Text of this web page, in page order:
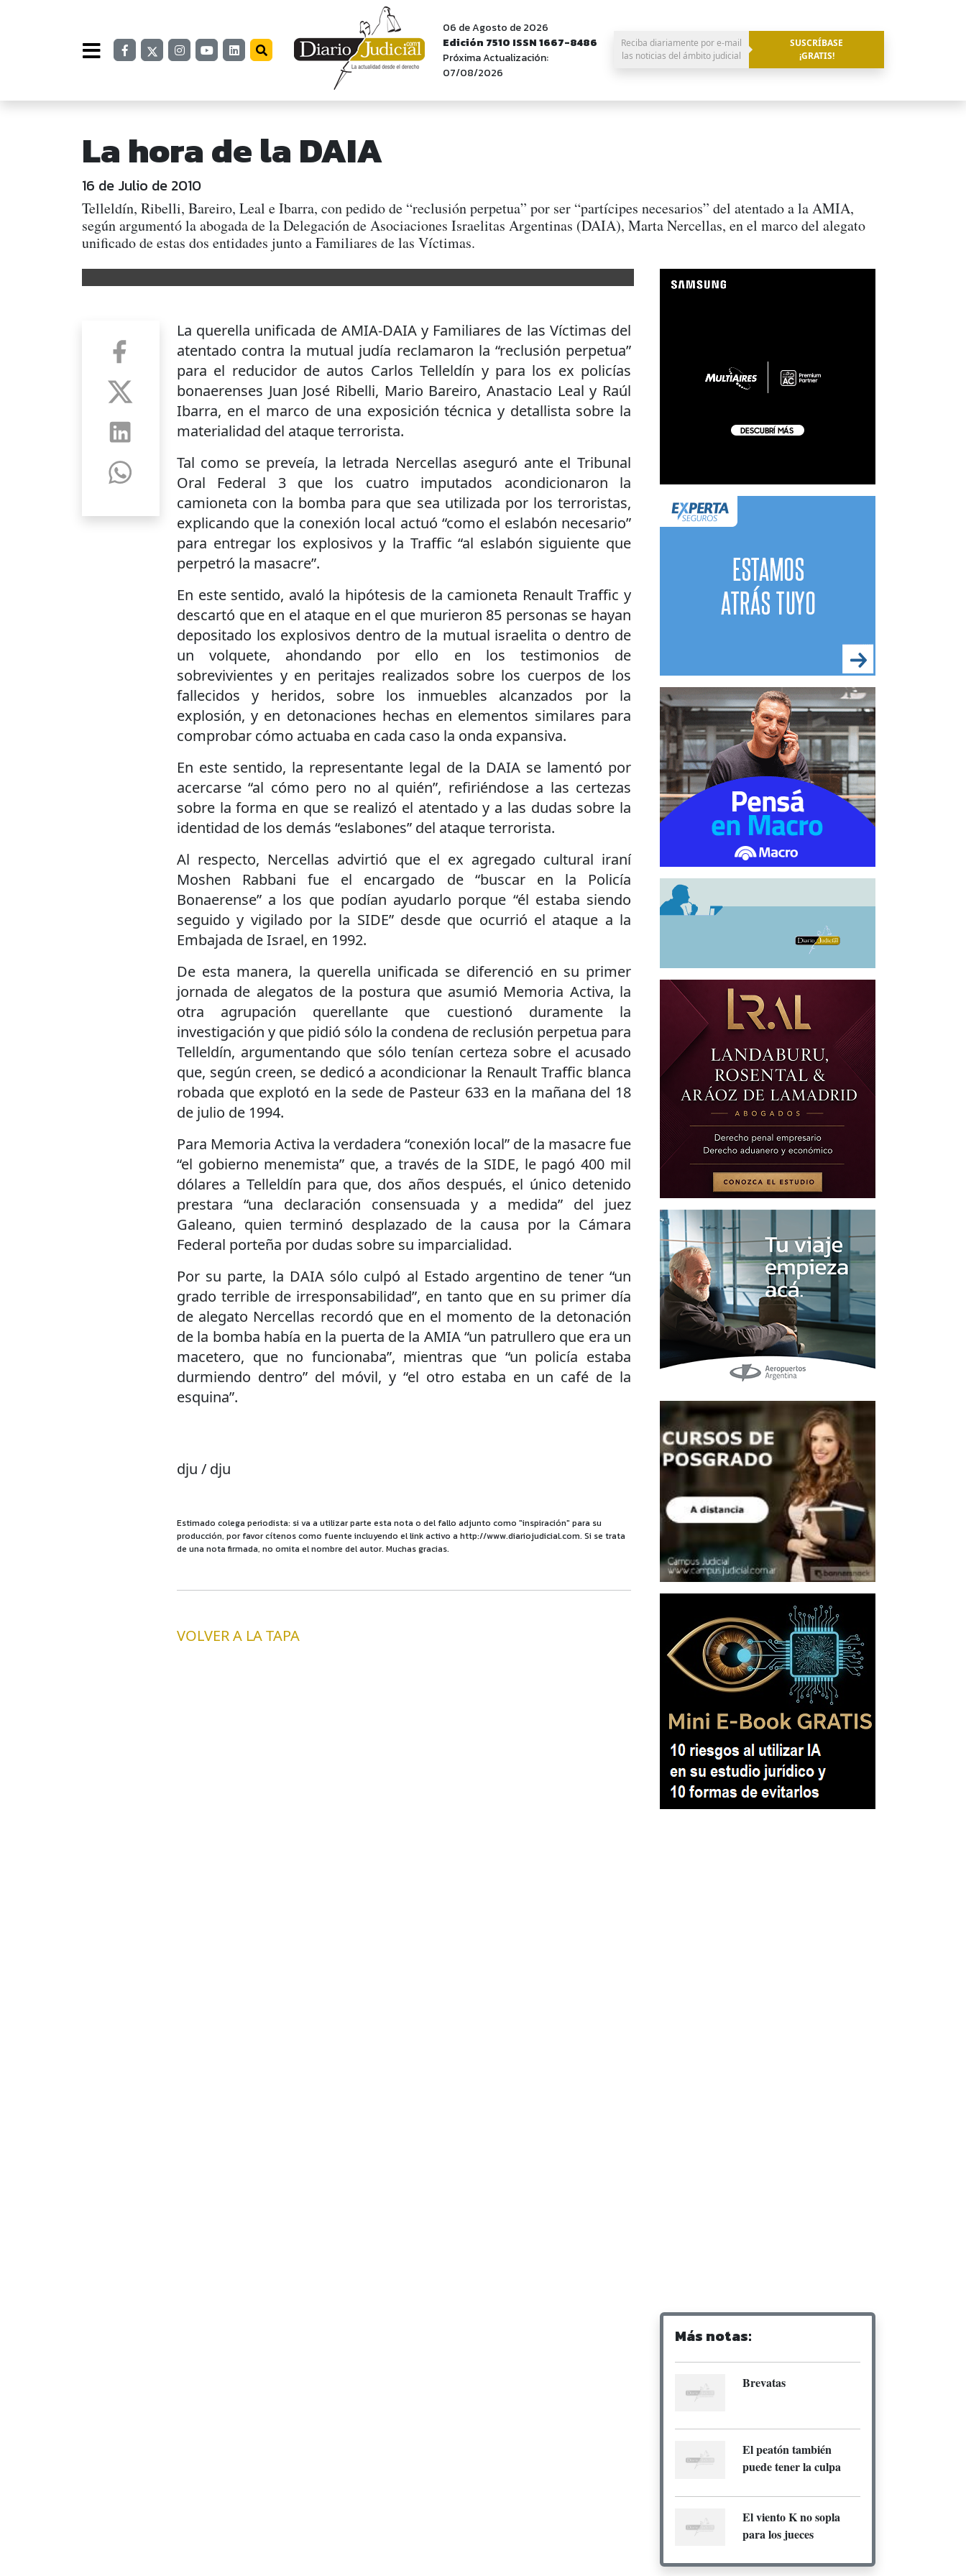
06 de Agosto de 2026
Edición 7510 ISSN 1667-8486
Próxima Actualización:
07/08/2026
Reciba diariamente por e-mail
las noticias del ámbito judicial
SUSCRÍBASE
¡GRATIS!
La hora de la DAIA
16 de Julio de 2010
Telleldín, Ribelli, Bareiro, Leal e Ibarra, con pedido de “reclusión perpetua” por ser “partícipes necesarios” del atentado a la AMIA,
según argumentó la abogada de la Delegación de Asociaciones Israelitas Argentinas (DAIA), Marta Nercellas, en el marco del alegato
unificado de estas dos entidades junto a Familiares de las Víctimas.
La querella unificada de AMIA-DAIA y Familiares de las Víctimas del
atentado contra la mutual judía reclamaron la “reclusión perpetua”
para el reducidor de autos Carlos Telleldín y para los ex policías
bonaerenses Juan José Ribelli, Mario Bareiro, Anastacio Leal y Raúl
Ibarra, en el marco de una exposición técnica y detallista sobre la
materialidad del ataque terrorista.
Tal como se preveía, la letrada Nercellas aseguró ante el Tribunal
Oral Federal 3 que los cuatro imputados acondicionaron la
camioneta con la bomba para que sea utilizada por los terroristas,
explicando que la conexión local actuó “como el eslabón necesario”
para entregar los explosivos y la Traffic “al eslabón siguiente que
perpetró la masacre”.
En este sentido, avaló la hipótesis de la camioneta Renault Traffic y
descartó que en el ataque en el que murieron 85 personas se hayan
depositado los explosivos dentro de la mutual israelita o dentro de
un volquete, ahondando por ello en los testimonios de
sobrevivientes y en peritajes realizados sobre los cuerpos de los
fallecidos y heridos, sobre los inmuebles alcanzados por la
explosión, y en detonaciones hechas en elementos similares para
comprobar cómo actuaba en cada caso la onda expansiva.
En este sentido, la representante legal de la DAIA se lamentó por
acercarse “al cómo pero no al quién”, refiriéndose a las certezas
sobre la forma en que se realizó el atentado y a las dudas sobre la
identidad de los demás “eslabones” del ataque terrorista.
Al respecto, Nercellas advirtió que el ex agregado cultural iraní
Moshen Rabbani fue el encargado de “buscar en la Policía
Bonaerense” a los que podían ayudarlo porque “él estaba siendo
seguido y vigilado por la SIDE” desde que ocurrió el ataque a la
Embajada de Israel, en 1992.
De esta manera, la querella unificada se diferenció en su primer
jornada de alegatos de la postura que asumió Memoria Activa, la
otra agrupación querellante que cuestionó duramente la
investigación y que pidió sólo la condena de reclusión perpetua para
Telleldín, argumentando que sólo tenían certeza sobre el acusado
que, según creen, se dedicó a acondicionar la Renault Traffic blanca
robada que explotó en la sede de Pasteur 633 en la mañana del 18
de julio de 1994.
Para Memoria Activa la verdadera “conexión local” de la masacre fue
“el gobierno menemista” que, a través de la SIDE, le pagó 400 mil
dólares a Telleldín para que, dos años después, el único detenido
prestara “una declaración consensuada y a medida” del juez
Galeano, quien terminó desplazado de la causa por la Cámara
Federal porteña por dudas sobre su imparcialidad.
Por su parte, la DAIA sólo culpó al Estado argentino de tener “un
grado terrible de irresponsabilidad”, en tanto que en su primer día
de alegato Nercellas recordó que en el momento de la detonación
de la bomba había en la puerta de la AMIA “un patrullero que era un
macetero, que no funcionaba”, mientras que “un policía estaba
durmiendo dentro” del móvil, y “el otro estaba en un café de la
esquina”.
dju / dju
Estimado colega periodista: si va a utilizar parte esta nota o del fallo adjunto como "inspiración" para su
producción, por favor cítenos como fuente incluyendo el link activo a http://www.diariojudicial.com. Si se trata
de una nota firmada, no omita el nombre del autor. Muchas gracias.
VOLVER A LA TAPA
Más notas:
Brevatas
El peatón también
puede tener la culpa
El viento K no sopla
para los jueces